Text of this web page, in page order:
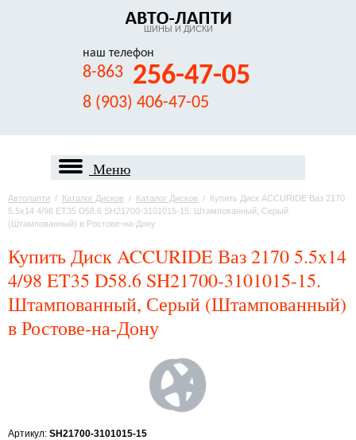
ШИНЫ И ДИСКИ
наш телефон
8-863 256-47-05
8 (903) 406-47-05
Меню
Автолапти / Каталог Дисков / Каталог Дисков / Купить Диск ACCURIDE Ваз 2170
5.5x14 4/98 ET35 D58.6 SH21700-3101015-15. Штампованный, Серый
(Штампованный) в Ростове-на-Дону
Купить Диск ACCURIDE Ваз 2170 5.5x14
4/98 ET35 D58.6 SH21700-3101015-15.
Штампованный, Серый (Штампованный)
в Ростове-на-Дону
Артикул: SH21700-3101015-15